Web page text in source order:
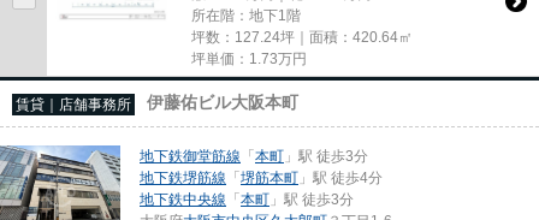
所在階：地下1階
坪数：127.24坪｜面積：420.64㎡
坪単価： 1.73万円
賃貸｜店舗事務所 伊藤佑ビル大阪本町
地下鉄御堂筋線 「本町 」駅 徒歩3分
地下鉄堺筋線 「堺筋本町 」駅 徒歩4分
地下鉄中央線 「本町 」駅 徒歩3分